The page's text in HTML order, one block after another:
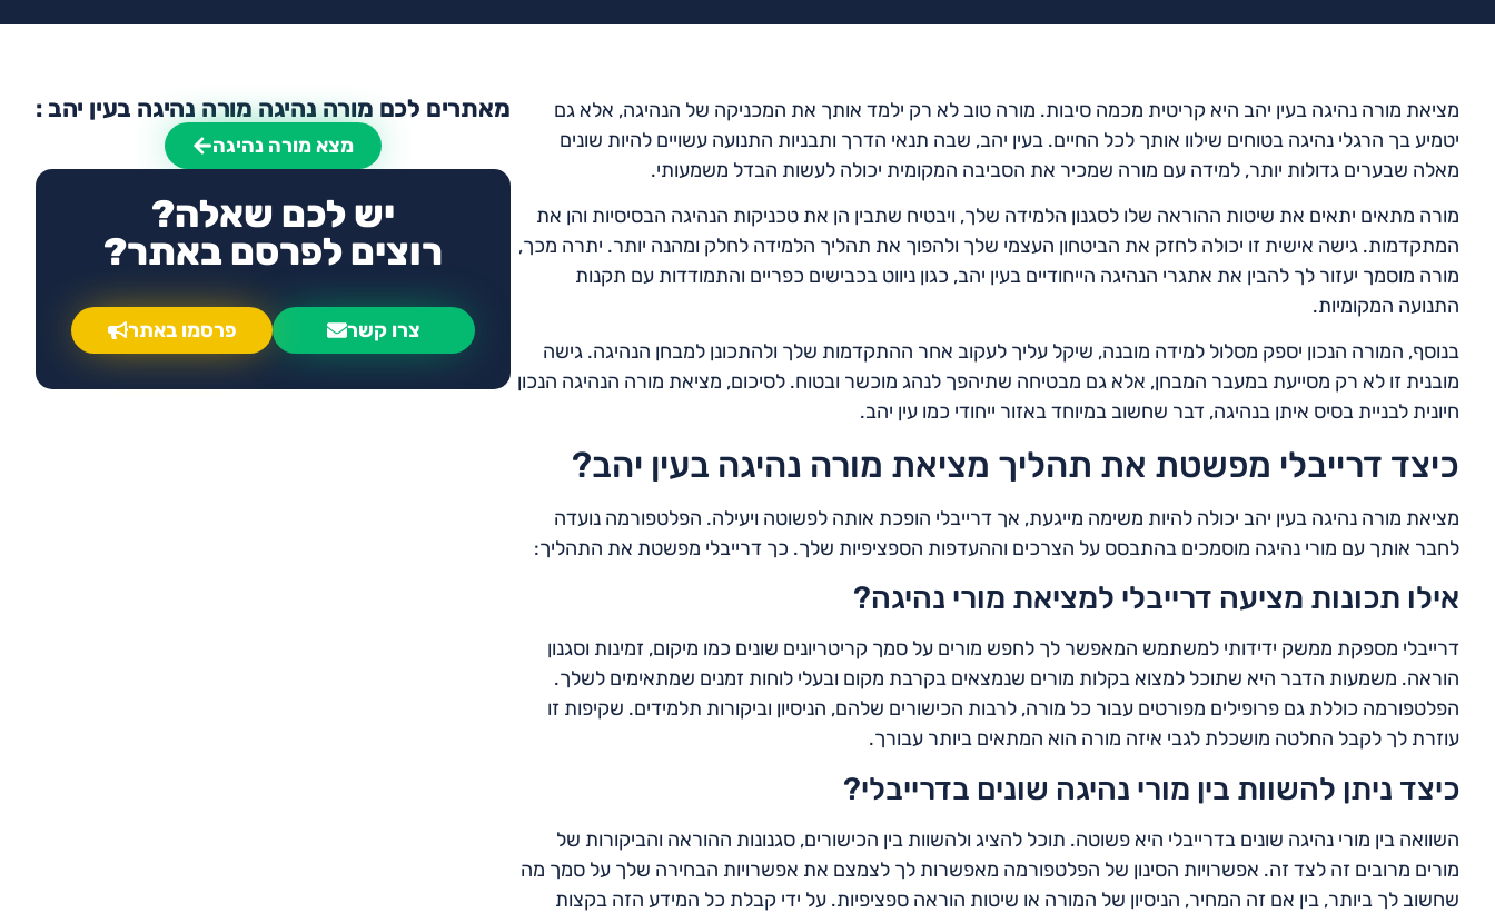
מציאת מורה נהיגה בעין יהב היא קריטית מכמה סיבות. מורה טוב לא רק ילמד אותך את המכניקה של הנהיגה, אלא גם
יטמיע בך הרגלי נהיגה בטוחים שילוו אותך לכל החיים. בעין יהב, שבה תנאי הדרך ותבניות התנועה עשויים להיות שונים
מאלה שבערים גדולות יותר, למידה עם מורה שמכיר את הסביבה המקומית יכולה לעשות הבדל משמעותי.
מורה מתאים יתאים את שיטות ההוראה שלו לסגנון הלמידה שלך, ויבטיח שתבין הן את טכניקות הנהיגה הבסיסיות והן את
המתקדמות. גישה אישית זו יכולה לחזק את הביטחון העצמי שלך ולהפוך את תהליך הלמידה לחלק ומהנה יותר. יתרה מכך,
מורה מוסמך יעזור לך להבין את אתגרי הנהיגה הייחודיים בעין יהב, כגון ניווט בכבישים כפריים והתמודדות עם תקנות
התנועה המקומיות.
בנוסף, המורה הנכון יספק מסלול למידה מובנה, שיקל עליך לעקוב אחר ההתקדמות שלך ולהתכונן למבחן הנהיגה. גישה
מובנית זו לא רק מסייעת במעבר המבחן, אלא גם מבטיחה שתיהפך לנהג מוכשר ובטוח. לסיכום, מציאת מורה הנהיגה הנכון
חיונית לבניית בסיס איתן בנהיגה, דבר שחשוב במיוחד באזור ייחודי כמו עין יהב.
כיצד דרייבלי מפשטת את תהליך מציאת מורה נהיגה בעין יהב?
מציאת מורה נהיגה בעין יהב יכולה להיות משימה מייגעת, אך דרייבלי הופכת אותה לפשוטה ויעילה. הפלטפורמה נועדה
לחבר אותך עם מורי נהיגה מוסמכים בהתבסס על הצרכים וההעדפות הספציפיות שלך. כך דרייבלי מפשטת את התהליך:
אילו תכונות מציעה דרייבלי למציאת מורי נהיגה?
דרייבלי מספקת ממשק ידידותי למשתמש המאפשר לך לחפש מורים על סמך קריטריונים שונים כמו מיקום, זמינות וסגנון
הוראה. משמעות הדבר היא שתוכל למצוא בקלות מורים שנמצאים בקרבת מקום ובעלי לוחות זמנים שמתאימים לשלך.
הפלטפורמה כוללת גם פרופילים מפורטים עבור כל מורה, לרבות הכישורים שלהם, הניסיון וביקורות תלמידים. שקיפות זו
עוזרת לך לקבל החלטה מושכלת לגבי איזה מורה הוא המתאים ביותר עבורך.
כיצד ניתן להשוות בין מורי נהיגה שונים בדרייבלי?
השוואה בין מורי נהיגה שונים בדרייבלי היא פשוטה. תוכל להציג ולהשוות בין הכישורים, סגנונות ההוראה והביקורות של
מורים מרובים זה לצד זה. אפשרויות הסינון של הפלטפורמה מאפשרות לך לצמצם את אפשרויות הבחירה שלך על סמך מה
שחשוב לך ביותר, בין אם זה המחיר, הניסיון של המורה או שיטות הוראה ספציפיות. על ידי קבלת כל המידע הזה בקצות
מאתרים לכם מורה נהיגה מורה נהיגה בעין יהב :
מצא מורה נהיגה
יש לכם שאלה?
רוצים לפרסם באתר?
צרו קשר פרסמו באתר